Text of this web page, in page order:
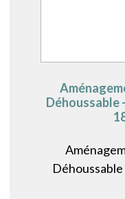
Déhoussable
Déhoussable